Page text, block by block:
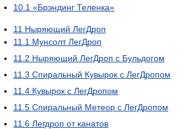
10.1 «Брэндинг Теленка»
11 Ныряющий ЛегДроп
11.1 Мунсолт ЛегДроп
11.2 Ныряющий ЛегДроп с Бульдогом
11.3 Спиральный Кувырок с ЛегДропом
11.4 Кувырок с ЛегДропом
11.5 Спиральный Метеор с ЛегДропом
11.6 Легдроп от канатов